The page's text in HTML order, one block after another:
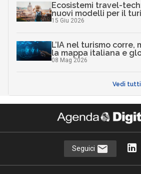
Ecosistemi travel-
nuovi modelli per il
15 Giu 2026
L’IA nel turismo corre,
la mappa italiana e
08 Mag 2026
Vedi
Seguici